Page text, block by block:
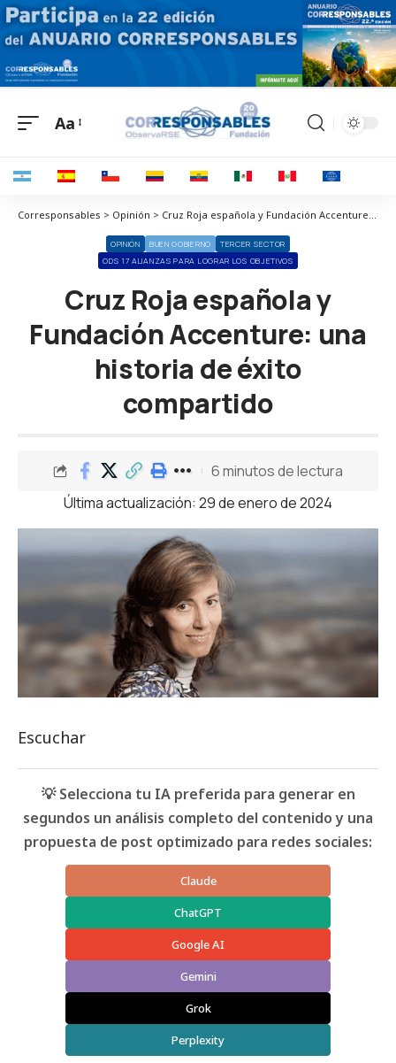
Aa
Corresponsables > Opinión > Cruz Roja española y Fundación Accenture: una historia de éxito compartido
OPINIÓN BUEN GOBIERNO
TERCER SECTOR
ODS 17 ALIANZAS PARA LOGRAR LOS OBJETIVOS
Cruz Roja española y
Fundación Accenture: una
historia de éxito
compartido
Última actualización: 29 de enero de 2024
6 minutos de lectura
Escuchar
💡 Selecciona tu IA preferida para generar en
segundos un análisis completo del contenido y una
propuesta de post optimizado para redes sociales:
Claude
ChatGPT
Google AI
Gemini
Grok
Perplexity